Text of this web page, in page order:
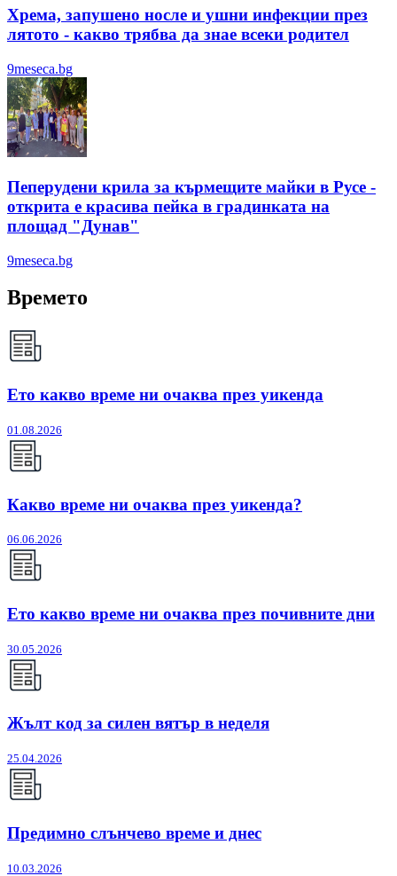
Хрема, запушено носле и ушни инфекции през
лятотo - какво трябва да знае всеки родител
9meseca.bg
Пеперудени крила за кърмещите майки в Русе -
открита е красива пейка в градинката на
площад "Дунав"
9meseca.bg
Времето
Ето какво време ни очаква през уикенда
01.08.2026
Какво време ни очаква през уикенда?
06.06.2026
Ето какво време ни очаква през почивните дни
30.05.2026
Жълт код за силен вятър в неделя
25.04.2026
Предимно слънчево време и днес
10.03.2026